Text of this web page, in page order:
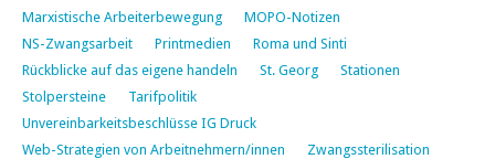
Marxistische Arbeiterbewegung
MOPO-Notizen
NS-Zwangsarbeit
Printmedien
Roma und Sinti
Rückblicke auf das eigene handeln
St. Georg
Stationen
Stolpersteine
Tarifpolitik
Unvereinbarkeitsbeschlüsse IG Druck
Web-Strategien von Arbeitnehmern/innen
Zwangssterilisation